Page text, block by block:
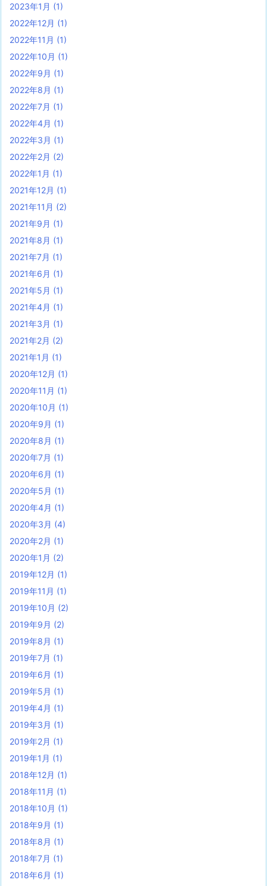
2023年1月 (1)
2022年12月 (1)
2022年11月 (1)
2022年10月 (1)
2022年9月 (1)
2022年8月 (1)
2022年7月 (1)
2022年4月 (1)
2022年3月 (1)
2022年2月 (2)
2022年1月 (1)
2021年12月 (1)
2021年11月 (2)
2021年9月 (1)
2021年8月 (1)
2021年7月 (1)
2021年6月 (1)
2021年5月 (1)
2021年4月 (1)
2021年3月 (1)
2021年2月 (2)
2021年1月 (1)
2020年12月 (1)
2020年11月 (1)
2020年10月 (1)
2020年9月 (1)
2020年8月 (1)
2020年7月 (1)
2020年6月 (1)
2020年5月 (1)
2020年4月 (1)
2020年3月 (4)
2020年2月 (1)
2020年1月 (2)
2019年12月 (1)
2019年11月 (1)
2019年10月 (2)
2019年9月 (2)
2019年8月 (1)
2019年7月 (1)
2019年6月 (1)
2019年5月 (1)
2019年4月 (1)
2019年3月 (1)
2019年2月 (1)
2019年1月 (1)
2018年12月 (1)
2018年11月 (1)
2018年10月 (1)
2018年9月 (1)
2018年8月 (1)
2018年7月 (1)
2018年6月 (1)